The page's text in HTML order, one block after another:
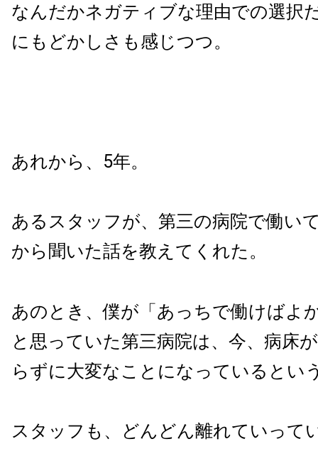
なんだかネガティブな理由での選択
にもどかしさも感じつつ。
あれから、5年。
あるスタッフが、第三の病院で働い
から聞いた話を教えてくれた。
あのとき、僕が「あっちで働けばよ
と思っていた第三病院は、今、病床
らずに大変なことになっているとい
スタッフも、どんどん離れていって